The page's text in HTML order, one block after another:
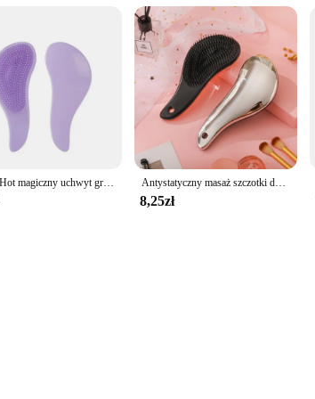
1 sztuk Hot magiczny uchwyt grzebień anty statyczna masująca szczotka do włosów Tangle Detangle prysznic masaż szczotka do włosów grzebień urządzenie do stylizacji włosów Antystatyczny masaż szczotki do włosów plątanina rozczesywania poduszka powietrzna grzebień do włosów Salon fryzjerski narzędzie do układania włosów fryzjerski
8,25zł